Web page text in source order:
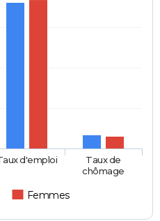
Femmes
d'emploi
Taux de
chômage